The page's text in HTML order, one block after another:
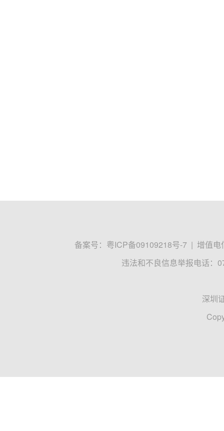
备案号： 粤ICP备09109218号-7 | 增值电
违法和不良信息举报电话：
深圳